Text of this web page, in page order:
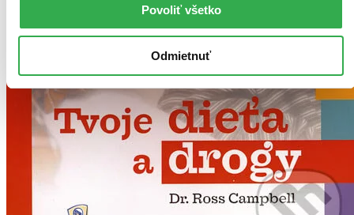
Povoliť všetko
Odmietnuť